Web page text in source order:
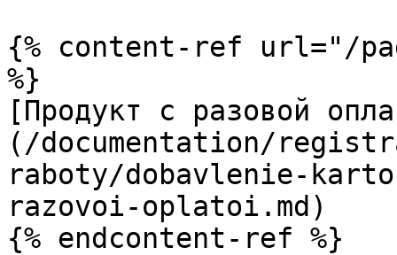
{% content-ref url="/
%}
[Продукт с разовой
(/documentation/
raboty/dobavlenie-
razovoi-oplatoi.md)
{% endcontent-ref %}